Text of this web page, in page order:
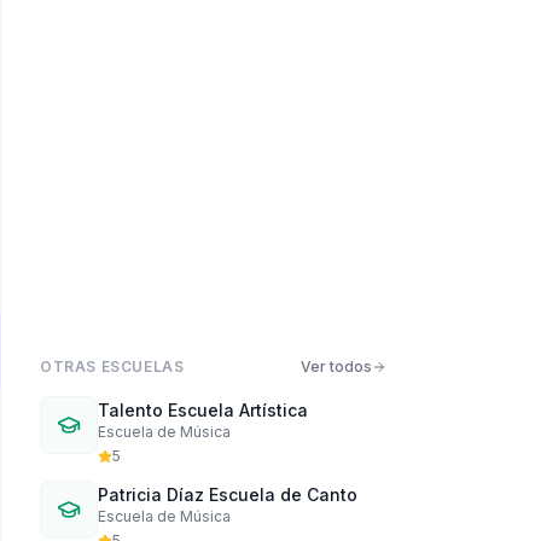
OTRAS ESCUELAS Ver todos
Talento Escuela Artística
Escuela de Música
5
Patricia Díaz Escuela de Canto
Escuela de Música